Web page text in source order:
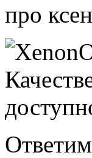
про